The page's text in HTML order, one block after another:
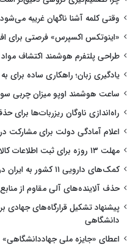
وقتی کلمه آشنا ناگهان غریبه می‌شود
«اینوتکس اکسپرس» فرصتی برای
طراحی پلتفرم هوشمند اکتشاف
یادگیری زبان؛ راهکاری ساده برای
ساعت هوشمند اوپو میزان چربی
راه‌اندازی ناوگان ریزربات‌ها برای
اعلام آمادگی دولت برای مشارکت
مهلت ۱۳ روزه برای ثبت اطلاعات کالاهای پزشکی
کمک‌های دارویی ۱۱ کشور به ایران در دوران جنگ
حذف آلاینده‌های آلی مقاوم از
پیشنهاد تشکیل قرارگاه‌های
دانشگاهی
اعطای «جایزه ملی جهاددانشگاهی»